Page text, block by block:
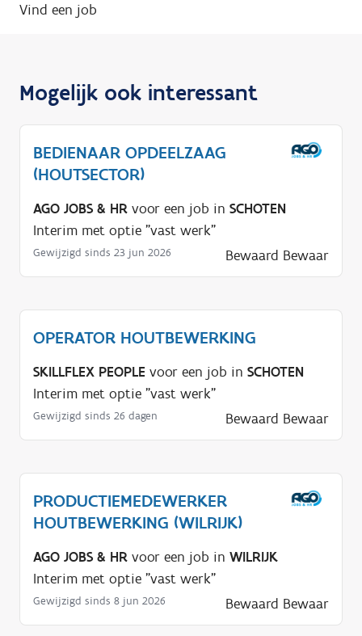
Vind een job
Mogelijk ook interessant
BEDIENAAR OPDEELZAAG
(HOUTSECTOR)
AGO JOBS & HR voor een job in SCHOTEN
Interim met optie "vast werk"
Gewijzigd sinds 23 jun 2026 Bewaard Bewaar
OPERATOR HOUTBEWERKING
SKILLFLEX PEOPLE voor een job in SCHOTEN
Interim met optie "vast werk"
Gewijzigd sinds 26 dagen Bewaard Bewaar
PRODUCTIEMEDEWERKER
HOUTBEWERKING (WILRIJK)
AGO JOBS & HR voor een job in WILRIJK
Interim met optie "vast werk"
Gewijzigd sinds 8 jun 2026 Bewaard Bewaar